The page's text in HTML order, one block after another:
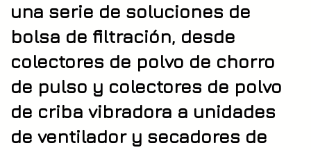
una serie de soluciones de
bolsa de filtración, desde
colectores de polvo de chorro
de pulso y colectores de polvo
de criba vibradora a unidades
de ventilador y secadores de